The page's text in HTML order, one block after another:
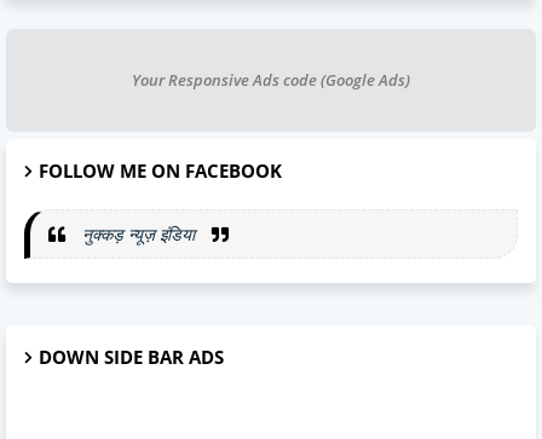
Your Responsive Ads code (Google Ads)
FOLLOW ME ON FACEBOOK
नुक्कड़ न्यूज़ इंडिया
DOWN SIDE BAR ADS